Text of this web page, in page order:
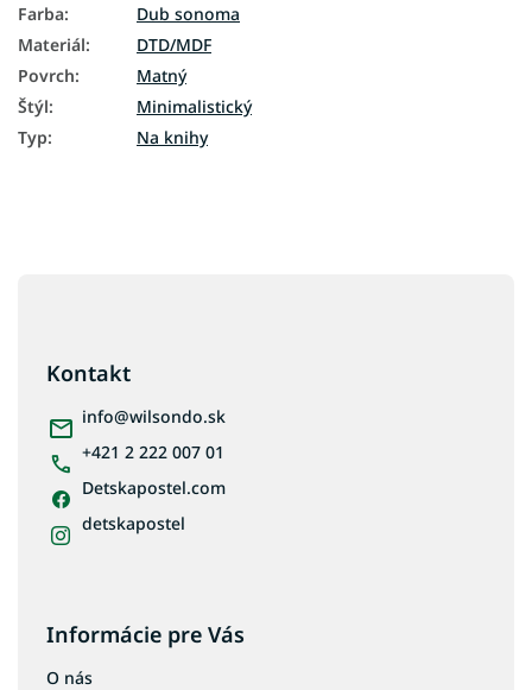
Farba:
Dub sonoma
Materiál:
DTD/MDF
Povrch:
Matný
Štýl:
Minimalistický
Typ: Na knihy
Kontakt
info@wilsondo.sk
+421 2 222 007 01
Detskapostel.com
detskapostel
Informácie pre Vás
O nás